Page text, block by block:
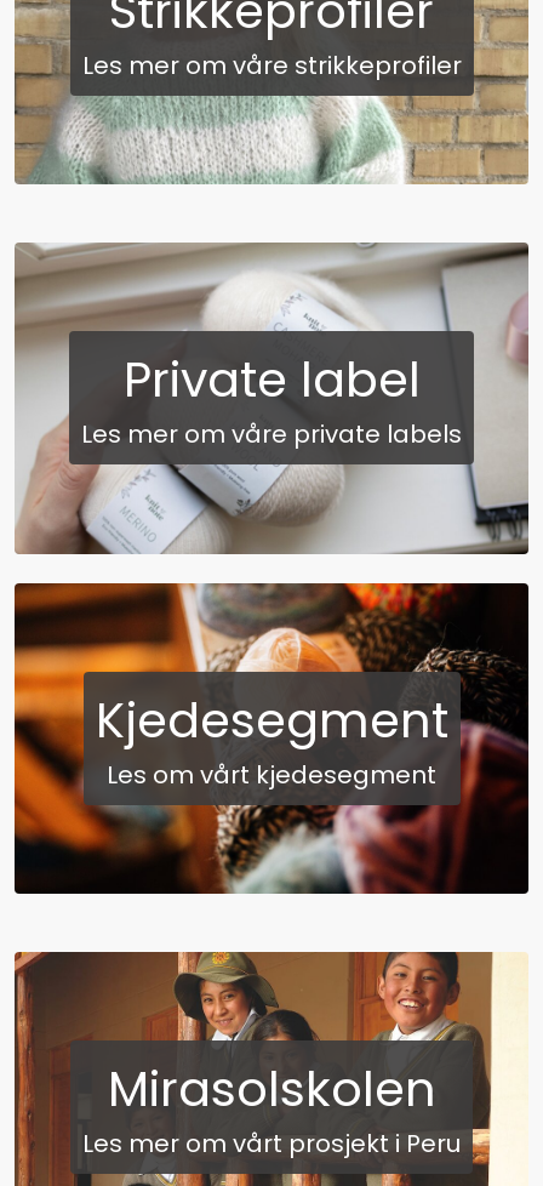
Les mer om våre strikkeprofiler
Private label
Les mer om våre private labels
Kjedesegment
Les om vårt kjedesegment
Mirasolskolen
Les mer om vårt prosjekt i Peru